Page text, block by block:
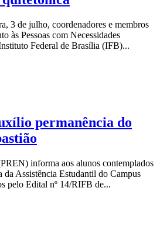
3 de julho, coordenadores e membros
às Pessoas com Necessidades
Federal de Brasília (IFB)...
permanência do
informa aos alunos contemplados
Assistência Estudantil do Campus
pelo Edital nº 14/RIFB de...